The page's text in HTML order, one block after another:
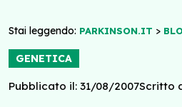
Stai leggendo: PARKINSON.IT >
GENETICA
Pubblicato il: 31/08/2007Scritto